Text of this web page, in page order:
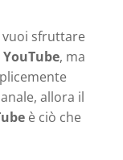
vuoi sfruttare
, ma
allora il
è ciò che